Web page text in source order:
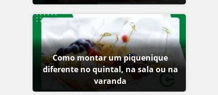
Como montar um piquenique
diferente no quintal, na sala ou na
varanda